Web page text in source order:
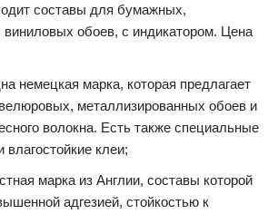
составы для бумажных,
обоев, с индикатором. Цена
немецкая марка, которая предлагает
металлизированных обоев и
волокна. Есть также специальные
влагостойкие клеи;
марка из Англии, составы которой
адгезией, стойкостью к